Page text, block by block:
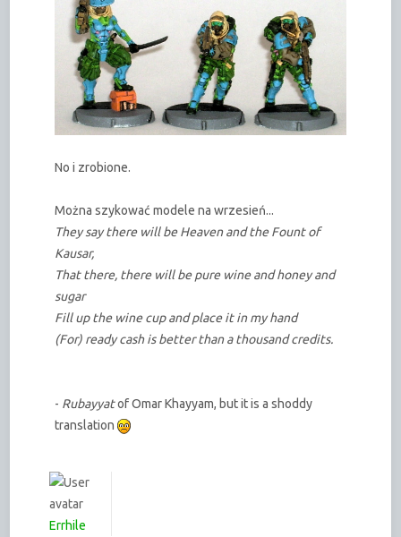
No i zrobione.
Można szykować modele na wrzesień...
They say there will be Heaven and the Fount of
Kausar,
That there, there will be pure wine and honey and
sugar
Fill up the wine cup and place it in my hand
(For) ready cash is better than a thousand credits.
- Rubayyatof Omar Khayyam, but it is a shoddy
translation
Errhile